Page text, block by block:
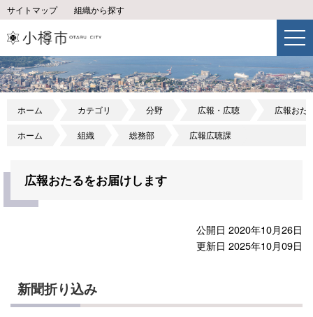
サイトマップ 組織から探す
ホーム カテゴリ 分野 広報・広聴 広報おた
ホーム 組織 総務部 広報広聴課
広報おたるをお届けします
公開日 2020年10月26日
更新日 2025年10月09日
新聞折り込み